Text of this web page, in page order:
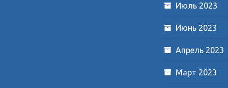
Июль 2023
Июнь 2023
Апрель 2023
Март 2023